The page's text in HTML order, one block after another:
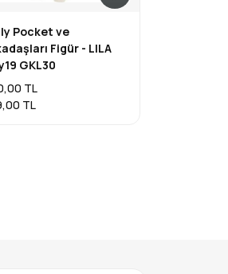
Pocket ve
Figür - LILA
GKL30
TL
TL